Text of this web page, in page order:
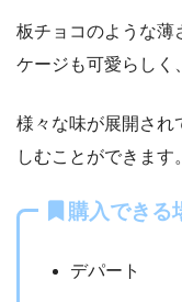
板チョコのような薄
ケージも可愛らしく
様々な味が展開され
しむことができます。
購入できる
デパート